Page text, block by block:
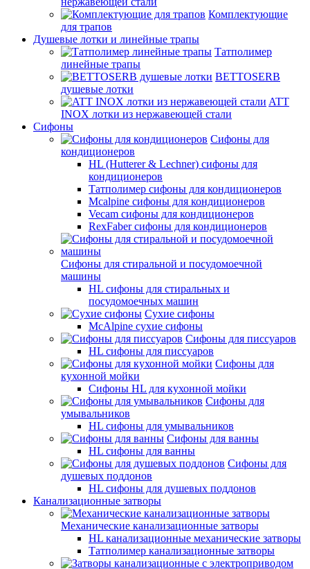
Комплектующие
для трапов
Душевые лотки и линейные трапы
Татполимер
линейные трапы
BETTOSERB
душевые лотки
ATT
INOX лотки из нержавеющей стали
Сифоны
Сифоны для
кондиционеров
HL (Hutterer & Lechner) сифоны для
кондиционеров
Татполимер сифоны для кондиционеров
Mcalpine сифоны для кондиционеров
Vecam сифоны для кондиционеров
RexFaber сифоны для кондиционеров
Сифоны для стиральной и посудомоечной
машины
HL сифоны для стиральных и
посудомоечных машин
Сухие сифоны
McAlpine сухие сифоны
Сифоны для писсуаров
HL сифоны для писсуаров
Сифоны для
кухонной мойки
Сифоны HL для кухонной мойки
Сифоны для
умывальников
HL сифоны для умывальников
Сифоны для ванны
HL сифоны для ванны
Сифоны для
душевых поддонов
HL сифоны для душевых поддонов
Канализационные затворы
Механические канализационные затворы
HL канализационные механические затворы
Татполимер канализационные затворы